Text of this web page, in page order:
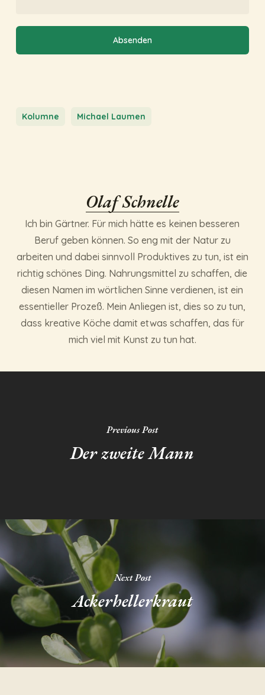
Kolumne Michael Laumen
Olaf Schnelle
Ich bin Gärtner. Für mich hätte es keinen besseren
Beruf geben können. So eng mit der Natur zu
arbeiten und dabei sinnvoll Produktives zu tun, ist ein
richtig schönes Ding. Nahrungsmittel zu schaffen, die
diesen Namen im wörtlichen Sinne verdienen, ist ein
essentieller Prozeß. Mein Anliegen ist, dies so zu tun,
dass kreative Köche damit etwas schaffen, das für
mich viel mit Kunst zu tun hat.
Previous Post
Der zweite Mann
Next Post
Ackerhellerkraut